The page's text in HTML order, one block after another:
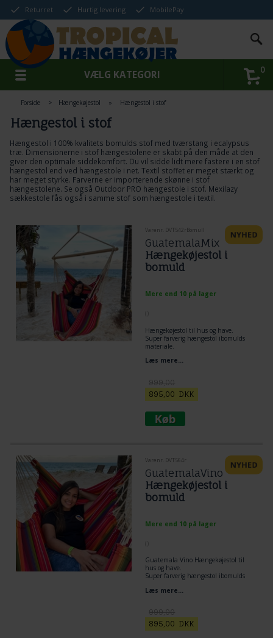
Returret Hurtig levering MobilePay
0
VÆLG KATEGORI
Forside > Hængekøjestol » Hængestol i stof
Hængestol i stof
Hængestol i 100% kvalitets bomulds stof med tværstang i ecalypsus
træ. Dimensionerne i stof hængestolene er skabt på den måde at den
giver den optimale siddekomfort. Du vil sidde lidt mere fastere i en stof
hængestol end ved hængestole i net. Textil stoffet er meget stærkt og
har meget styrke. Farverne er importerende skønne i stof
hængestolene. Se også Outdoor PRO hængestole i stof. Mexilazy
sækkestole fås også i samme stof som hængestole i textil.
Varenr. DVT542rBomull
GuatemalaMix
Hængekøjestol i
bomuld
Mere end 10 på lager
Hængekøjestol til hus og have.
Super farverig hængestol ibomulds
materiale.
Stof: 120 x 170 cm
Læs mere...
999,00
895,00 DKK
Varenr. DVT564r
GuatemalaVino
Hængekøjestol i
bomuld
Mere end 10 på lager
Guatemala Vino Hængekøjestol til
hus og have.
Super farverig hængestol ibomulds
Træstok 110 cm bred i eucalypsos træ
Læs mere...
999,00
895,00 DKK